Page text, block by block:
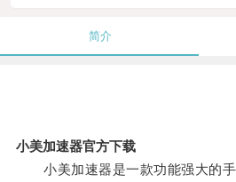
简介
小美加速器官方下载
小美加速器是一款功能强大的手